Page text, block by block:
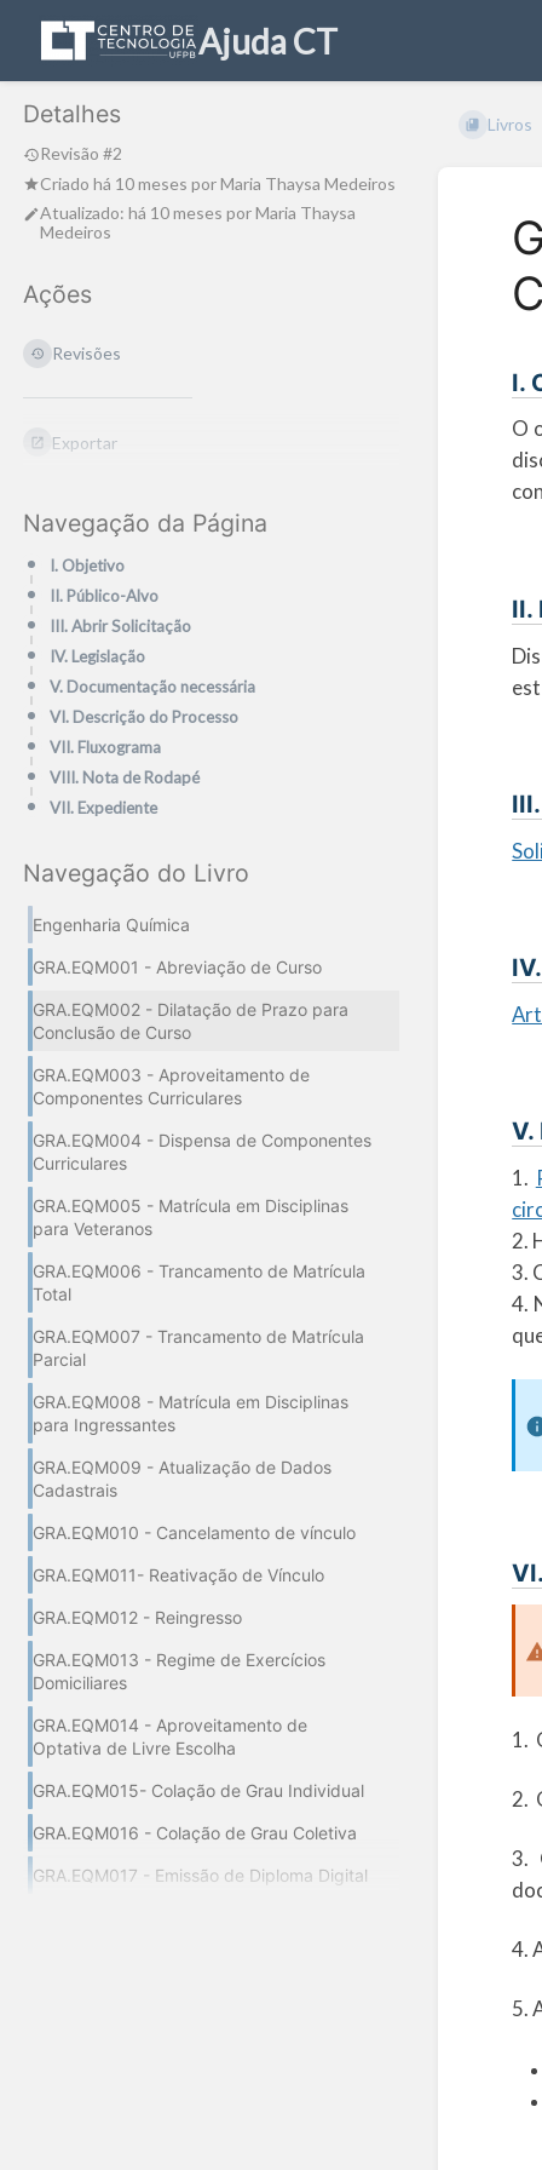
Ajuda CT
Detalhes
Revisão #2
Criado há 10 meses porMaria Thaysa Medeiros
Atualizado: há 10 meses porMaria Thaysa
Medeiros
Ações
Revisões
Exportar
Navegação da Página
I. Objetivo
II. Público-Alvo
III. Abrir Solicitação
IV. Legislação
V. Documentação necessária
VI. Descrição do Processo
VII. Fluxograma
VIII. Nota de Rodapé
VII. Expediente
Navegação do Livro
Engenharia Química
GRA.EQM001 - Abreviação de Curso
GRA.EQM002 - Dilatação de Prazo para
Conclusão de Curso
GRA.EQM003 - Aproveitamento de
Componentes Curriculares
GRA.EQM004 - Dispensa de Componentes
Curriculares
GRA.EQM005 - Matrícula em Disciplinas
para Veteranos
GRA.EQM006 - Trancamento de Matrícula
Total
GRA.EQM007 - Trancamento de Matrícula
Parcial
GRA.EQM008 - Matrícula em Disciplinas
para Ingressantes
GRA.EQM009 - Atualização de Dados
Cadastrais
GRA.EQM010 - Cancelamento de vínculo
GRA.EQM011- Reativação de Vínculo
GRA.EQM012 - Reingresso
GRA.EQM013 - Regime de Exercícios
Domiciliares
GRA.EQM014 - Aproveitamento de
Optativa de Livre Escolha
GRA.EQM015- Colação de Grau Individual
GRA.EQM016 - Colação de Grau Coletiva
GRA.EQM017 - Emissão de Diploma Digital
Livros
I.
O
II.
V.
1.
2.
3.
4.
1.
2.
3.
4.
5.